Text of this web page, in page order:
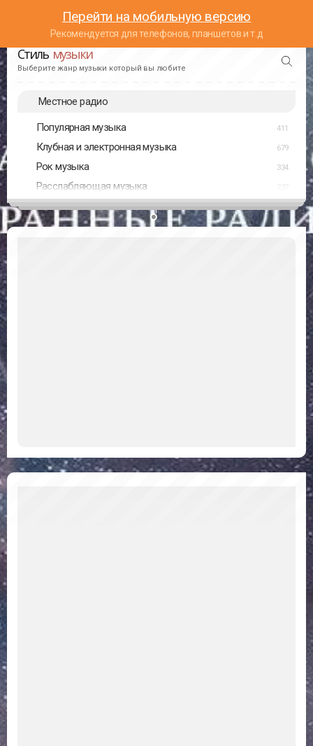
Перейти на мобильную версию
Рекомендуется для телефонов, планшетов и т.д
Стиль музыки
Выберите жанр музыки который вы любите
Местное радио
Популярная музыка 411
Клубная и электронная музыка 679
Рок музыка 334
Расслабляющая музыка